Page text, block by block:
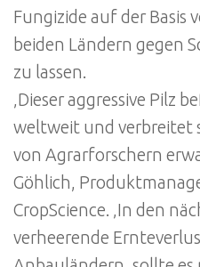
Fungizide auf der Basis
beiden Ländern gegen
zu lassen.
‚Dieser aggressive Pilz
weltweit und verbreitet
von Agrarforschern
Göhlich,
CropScience. ‚In den
verheerende